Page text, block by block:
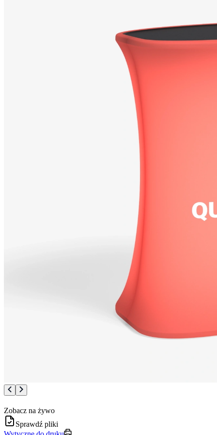
Zobacz na żywo
Sprawdź pliki